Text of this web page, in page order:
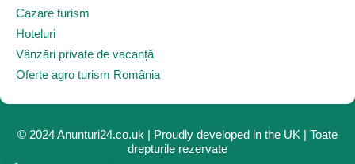
Cazare turism
Hoteluri
Vânzări private de vacanță
Oferte agro turism România
© 2024 Anunturi24.co.uk | Proudly developed in the UK | Toate
drepturile rezervate